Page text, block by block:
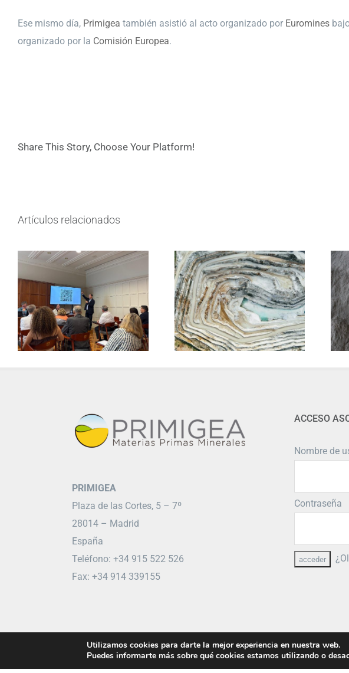
Ese mismo día, Primigea también asistió al acto organizado por Euromines
organizado por la Comisión Europea.
Share This Story, Choose Your Platform!
Artículos relacionados
PRIMIGEA
Plaza de las Cortes, 5 – 7º
28014 – Madrid
España
Teléfono: +34 915 522 526
Fax: +34 914 339155
ACCESO
Nombre de
Contraseña
Utilizamos cookies para darte la mejor experiencia en nuestra web.
Puedes informarte más sobre qué cookies estamos utilizando o